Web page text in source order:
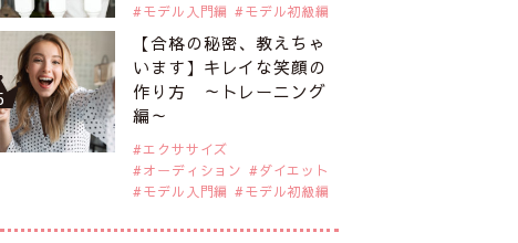
モデル入門編
モデル初級編
【合格の秘密、教えちゃ
います】キレイな笑顔の
作り方 ～トレーニング
編～
エクササイズ
オーディション
ダイエット
モデル入門編
モデル初級編